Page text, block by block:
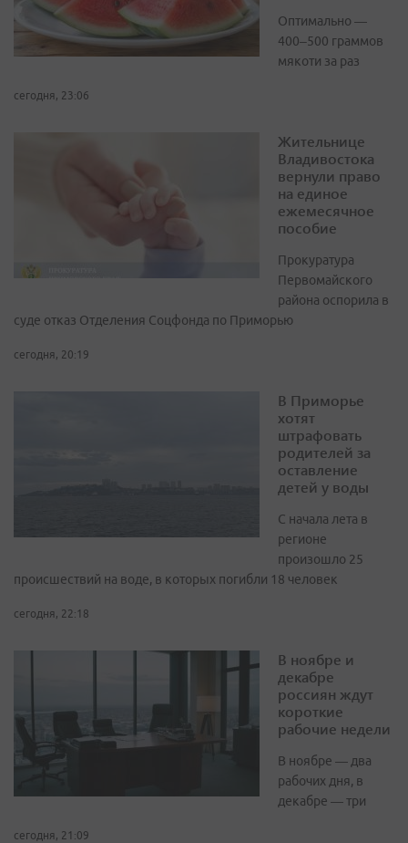
Оптимально —
400–500 граммов
мякоти за раз
сегодня, 23:06
Жительнице
Владивостока
вернули право
на единое
ежемесячное
пособие
Прокуратура
Первомайского
района оспорила в
суде отказ Отделения Соцфонда по Приморью
сегодня, 20:19
В Приморье
хотят
штрафовать
родителей за
оставление
детей у воды
С начала лета в
регионе
произошло 25
происшествий на воде, в которых погибли 18 человек
сегодня, 22:18
В ноябре и
декабре
россиян ждут
короткие
рабочие недели
В ноябре — два
рабочих дня, в
декабре — три
сегодня, 21:09